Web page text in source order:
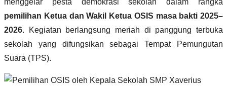
pemilihan Ketua dan Wakil Ketua OSIS masa bakti 2025–
2026. Kegiatan berlangsung meriah di panggung terbuka
sekolah yang difungsikan sebagai Tempat Pemungutan
Suara (TPS).